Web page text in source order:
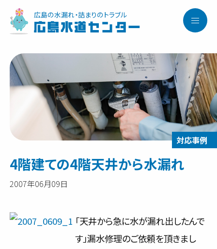
広島の水漏れ・詰まりのトラブル
広島水道センター
4階建ての4階天井から水漏れ
2007年06月09日
「天井から急に水が漏れ出したんで
す」漏水修理のご依頼を頂きまし